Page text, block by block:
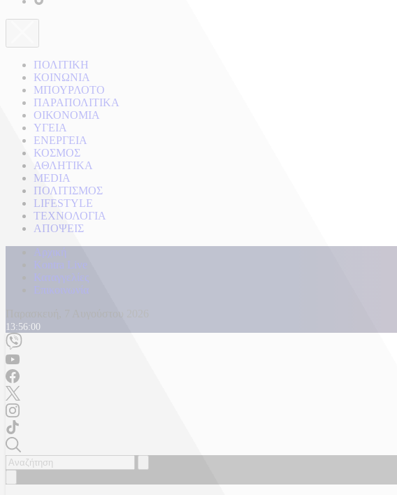
ΠΟΛΙΤΙΚΗ
ΚΟΙΝΩΝΙΑ
ΜΠΟΥΡΛΟΤΟ
ΠΑΡΑΠΟΛΙΤΙΚΑ
ΟΙΚΟΝΟΜΙΑ
ΥΓΕΙΑ
ΕΝΕΡΓΕΙΑ
ΚΟΣΜΟΣ
ΑΘΛΗΤΙΚΑ
MEDIA
ΠΟΛΙΤΙΣΜΟΣ
LIFESTYLE
ΤΕΧΝΟΛΟΓΙΑ
ΑΠΟΨΕΙΣ
Αρχική
Kontra Live
Καταγγελίες
Επικοινωνία
Παρασκευή, 7 Αυγούστου 2026
13:56:02